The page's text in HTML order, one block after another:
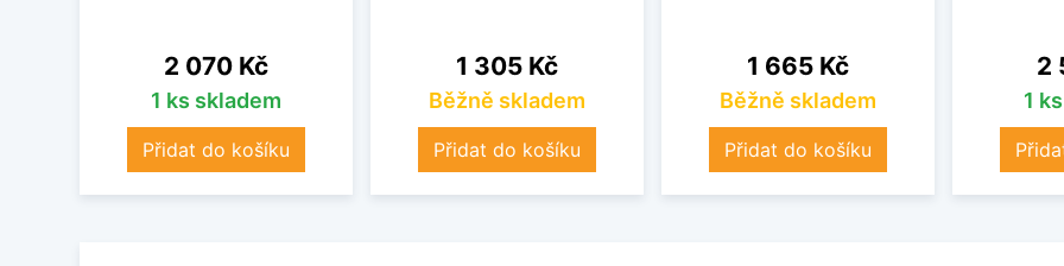
Cena
2 070 Kč
1 ks skladem
Přidat do košíku
Cena
1 305 Kč
Běžně skladem
Přidat do košíku
Cena
1 665 Kč
Běžně skladem
Přidat do košíku
2
1